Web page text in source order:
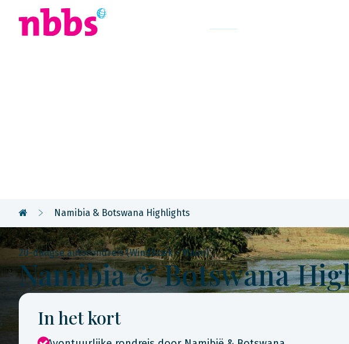
Namibia & Botswana Highlights
20-daagse autorondreis (Windhoek - Maun)
Namibia & Botswana
In het kort